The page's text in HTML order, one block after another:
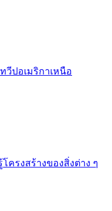
วีปอเมริกาเหนือ
โครงสร้างของสิ่งต่าง ๆ